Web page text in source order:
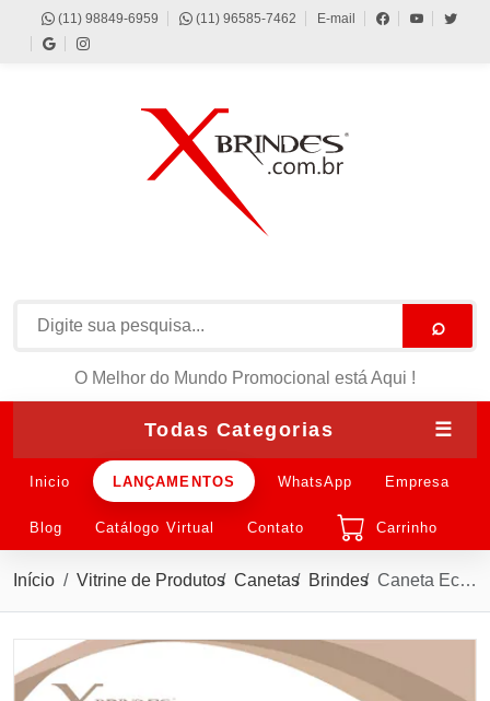
(11) 98849-6959 (11) 96585-7462 E-mail
⌕
O Melhor do Mundo Promocional está Aqui !
Todas Categorias ☰
Inicio LANÇAMENTOS WhatsApp Empresa
Blog Catálogo Virtual Contato Carrinho
Início Vitrine de Produtos Canetas Brindes Caneta Ecológica em Papelão com Suporte para Celular X00016